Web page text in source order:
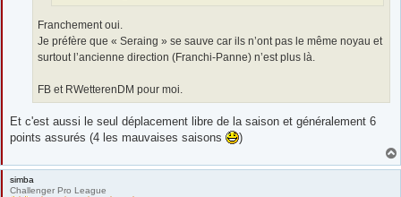
Franchement oui.
Je préfère que « Seraing » se sauve car ils n’ont pas le même noyau et
surtout l’ancienne direction (Franchi-Panne) n’est plus là.
FB et RWetterenDM pour moi.
Et c'est aussi le seul déplacement libre de la saison et généralement 6
points assurés (4 les mauvaises saisons
)
simba
Challenger Pro League